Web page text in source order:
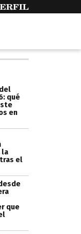
qué
en
la
el
que